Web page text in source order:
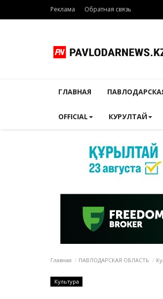
Реклама Обратная связь
ГЛАВНАЯ
OFFICIAL КУРУЛТАЙ
Главная ПАВЛОДАРСКАЯ ОБЛАСТЬ
Культура